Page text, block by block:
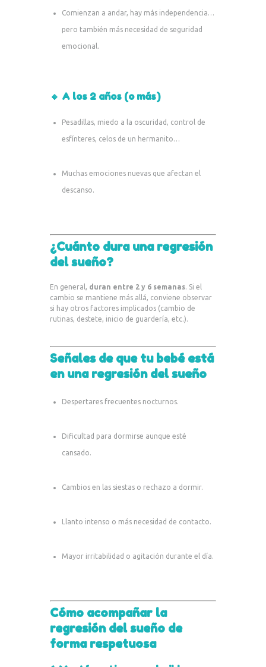
Comienzan a andar, hay más independencia…
pero también más necesidad de seguridad
emocional.
🔸 A los 2 años (o más)
Pesadillas, miedo a la oscuridad, control de
esfínteres, celos de un hermanito…
Muchas emociones nuevas que afectan el
descanso.
¿Cuánto dura una regresión
del sueño?
En general, duran entre 2 y 6 semanas. Si el
cambio se mantiene más allá, conviene observar
si hay otros factores implicados (cambio de
rutinas, destete, inicio de guardería, etc.).
Señales de que tu bebé está
en una regresión del sueño
Despertares frecuentes nocturnos.
Dificultad para dormirse aunque esté
cansado.
Cambios en las siestas o rechazo a dormir.
Llanto intenso o más necesidad de contacto.
Mayor irritabilidad o agitación durante el día.
Cómo acompañar la
regresión del sueño de
forma respetuosa